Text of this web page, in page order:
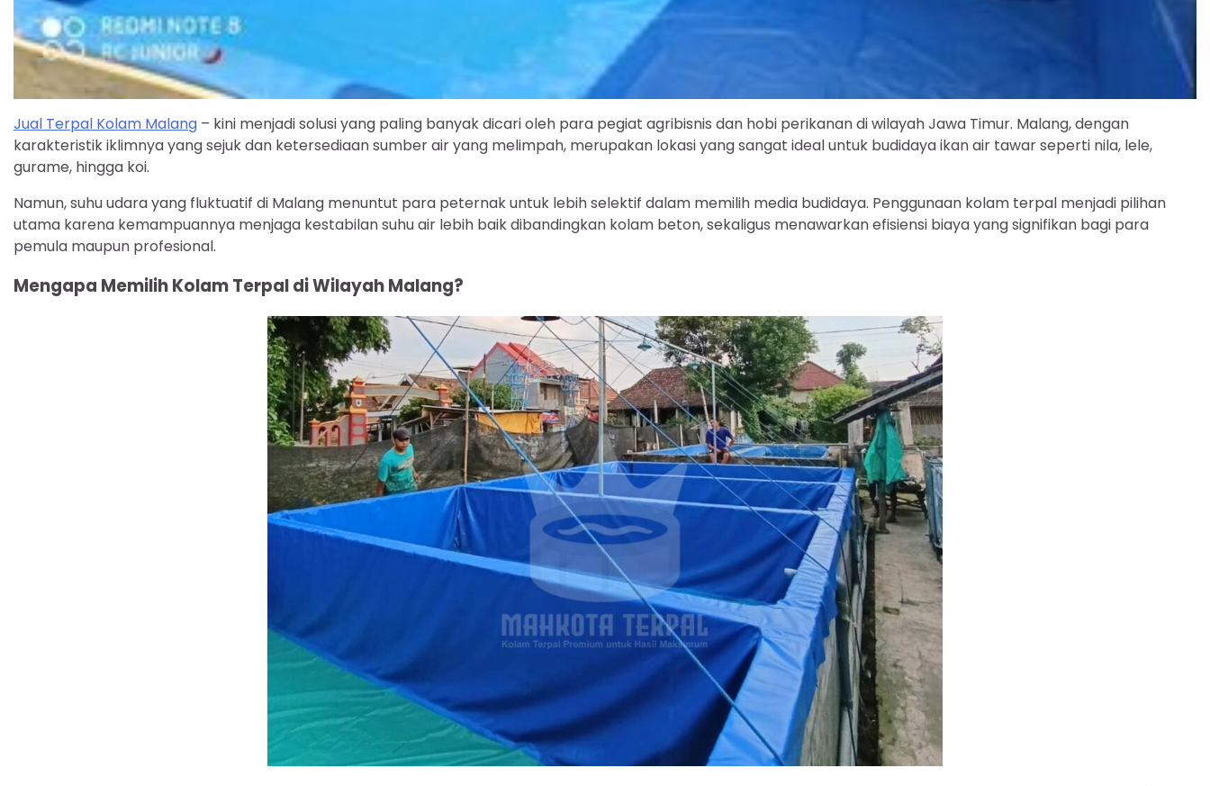
Jual Terpal Kolam Malang – kini menjadi solusi yang paling banyak dicari oleh para pegiat agribisnis dan hobi perikanan di wilayah Jawa Timur. Malang, dengan
karakteristik iklimnya yang sejuk dan ketersediaan sumber air yang melimpah, merupakan lokasi yang sangat ideal untuk budidaya ikan air tawar seperti nila, lele,
gurame, hingga koi.
Namun, suhu udara yang fluktuatif di Malang menuntut para peternak untuk lebih selektif dalam memilih media budidaya. Penggunaan kolam terpal menjadi pilihan
utama karena kemampuannya menjaga kestabilan suhu air lebih baik dibandingkan kolam beton, sekaligus menawarkan efisiensi biaya yang signifikan bagi para
pemula maupun profesional.
Mengapa Memilih Kolam Terpal di Wilayah Malang?